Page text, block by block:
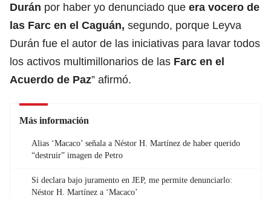
Durán por haber yo denunciado que era vocero de
las Farc en el Caguán, segundo, porque Leyva
Durán fue el autor de las iniciativas para lavar todos
los activos multimillonarios de las Farc en el
Acuerdo de Paz” afirmó.
Más información
Alias ‘Macaco’ señala a Néstor H. Martínez de haber querido
“destruir” imagen de Petro
Si declara bajo juramento en JEP, me permite denunciarlo:
Néstor H. Martínez a ‘Macaco’